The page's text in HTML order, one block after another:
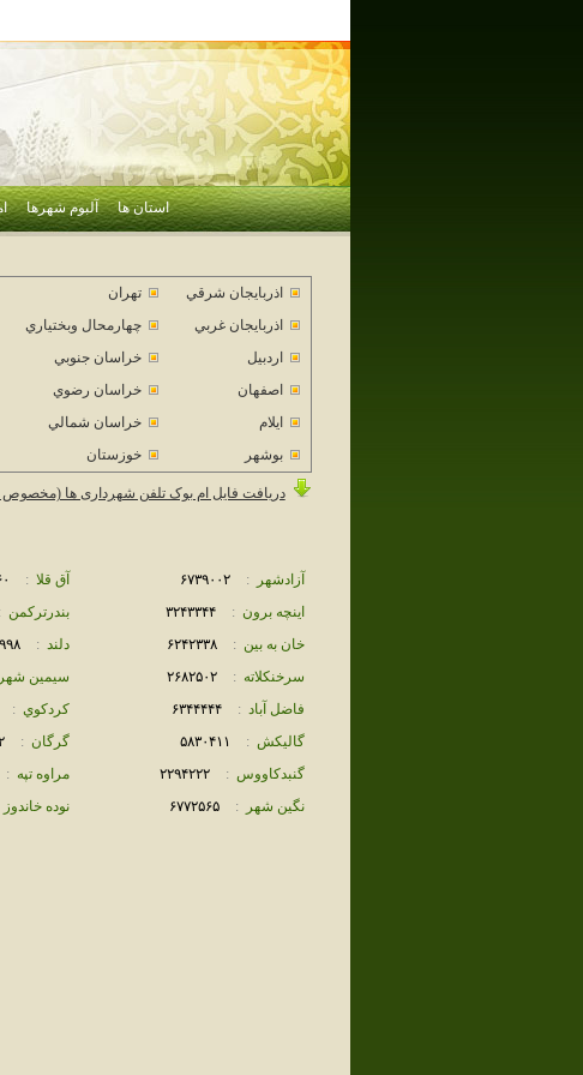
استان ها آلبوم شهرها
اذربايجان شرقي
تهران
اذربايجان غربي
چهارمحال وبختياري
اردبيل
خراسان جنوبي
اصفهان
خراسان رضوي
ايلام
خراسان شمالي
بوشهر
خوزستان
دریافت فایل ام بوک تلفن شهرداری ها (مخصوص
آزادشهر : ۶٧٣٩٠٠٢ آق قلا :
اينچه برون : ٣٢۴٣٣۴۴ بندرتركمن
خان به بين : ۶٢۴٢٣٣٨ دلند :
سرخنكلاته : ٢۶٨٢۵٠٢ سيمين شهر
فاضل آباد : ۶٣۴۴۴۴۴ كردكوي :
گاليكش : ۵٨٣٠۴١١ گرگان :
گنبدكاووس : ٢٢٩۴٢٢٢ مراوه تپه :
نگين شهر
: ۶٧٧٢۵۶۵ نوده خاندوز